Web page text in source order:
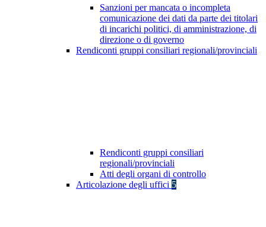
Sanzioni per mancata o incompleta
comunicazione dei dati da parte dei titolari
di incarichi politici, di amministrazione, di
direzione o di governo
Rendiconti gruppi consiliari regionali/provinciali
Rendiconti gruppi consiliari
regionali/provinciali
Atti degli organi di controllo
Articolazione degli uffici 5